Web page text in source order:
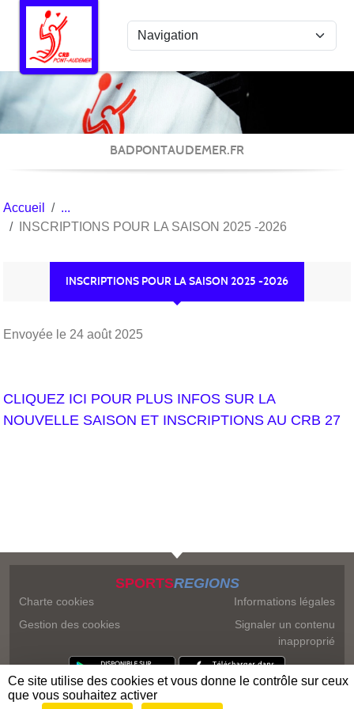
BADPONTAUDEMER.FR
Accueil
INSCRIPTIONS POUR LA SAISON 2025 -2026
INSCRIPTIONS POUR LA SAISON 2025 -2026
Envoyée le 24 août 2025
CLIQUEZ ICI POUR PLUS INFOS SUR LA
NOUVELLE SAISON ET INSCRIPTIONS AU CRB 27
SPORTSREGIONS
Charte cookies
Gestion des cookies
Informations légales
Signaler un contenu
inapproprié
Panneau de gestion des cookies
Ce site utilise des cookies et vous donne le contrôle sur ceux
que vous souhaitez activer